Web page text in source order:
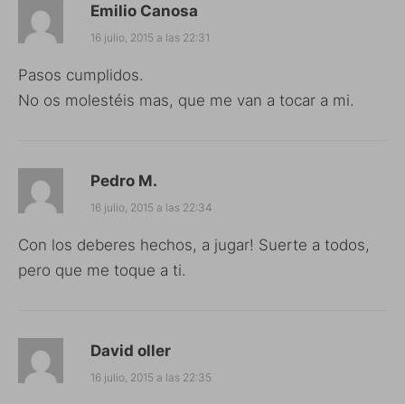
Emilio Canosa
16 julio, 2015 a las 22:31
Pasos cumplidos.
No os molestéis mas, que me van a tocar a mi.
Pedro M.
16 julio, 2015 a las 22:34
Con los deberes hechos, a jugar! Suerte a todos,
pero que me toque a ti.
David oller
16 julio, 2015 a las 22:35